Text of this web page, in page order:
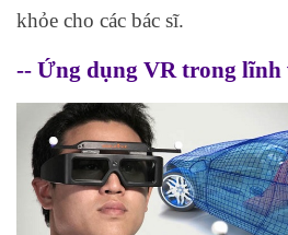
khỏe cho các bác sĩ.
-- Ứng dụng VR trong